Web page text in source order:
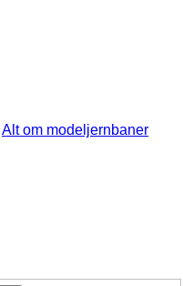
Alt om modeljernbaner